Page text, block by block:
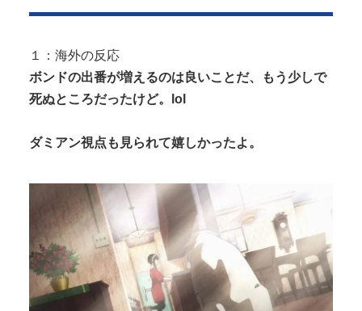
１：海外の反応
ボンドの出番が増えるのは良いことだ、もう少しで
死ぬところだったけど。lol
ダミアン視点も見られて嬉しかったよ。